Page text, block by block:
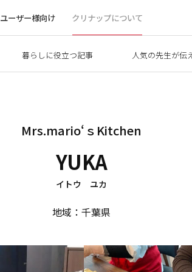
ユーザー様向け クリナップについて
暮らしに役立つ記事 人気の先生が伝
Mrs.mario‘ｓKitchen
YUKA
イトウ ユカ
地域：千葉県